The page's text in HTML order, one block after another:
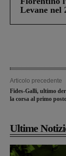
Levane nel
Articolo precedente
Fides-Galli, ultimo
la corsa al primo
Ultime